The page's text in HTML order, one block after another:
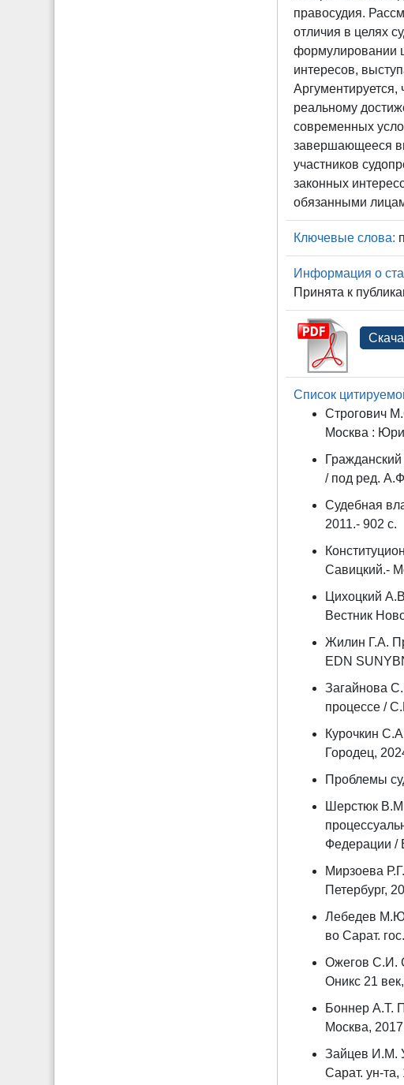
правосудия.
отличия в целях
формулировании
интересов,
Аргументируется,
реальному
современных
завершающееся
участников
законных
обязанными
Ключевые слова:
Информация о
Принята к
Список
Строгович
Москва :
/ под ред.
Судебная
2011.- 902 с.
Савицкий.-
Цихоцкий
Вестник
Жилин Г.А.
EDN
Загайнова
процессе /
Курочкин
Городец,
Проблемы
Шерстюк В.М.
Федерации /
Мирзоева
Петербург,
Лебедев М.Ю.
во Сарат.
Ожегов С.И.
Оникс 21
Боннер А.Т.
Москва,
Зайцев И.М.
Сарат. ун-та,